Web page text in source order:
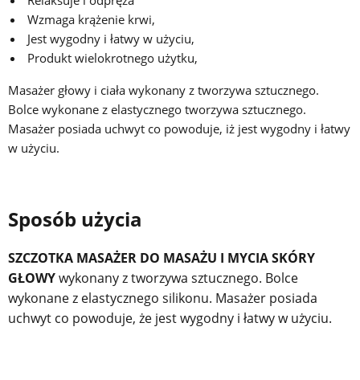
Wzmaga krążenie krwi,
Jest wygodny i łatwy w użyciu,
Produkt wielokrotnego użytku,
Masażer głowy i ciała wykonany z tworzywa sztucznego.
Bolce wykonane z elastycznego tworzywa sztucznego.
Masażer posiada uchwyt co powoduje, iż jest wygodny i łatwy
w użyciu.
Sposób użycia
SZCZOTKA MASAŻER DO MASAŻU I MYCIA SKÓRY
GŁOWYwykonany z tworzywa sztucznego. Bolce
wykonane z elastycznego silikonu. Masażer posiada
uchwyt co powoduje, że jest wygodny i łatwy w użyciu.